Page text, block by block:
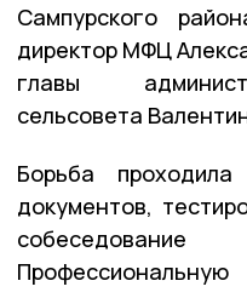
Сампурского
директор МФЦ
главы
сельсовета
Борьба
документов,